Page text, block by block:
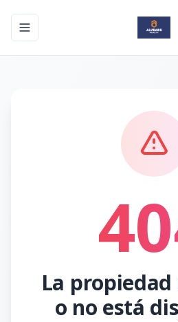
Toggle navigation menu
La
o no está